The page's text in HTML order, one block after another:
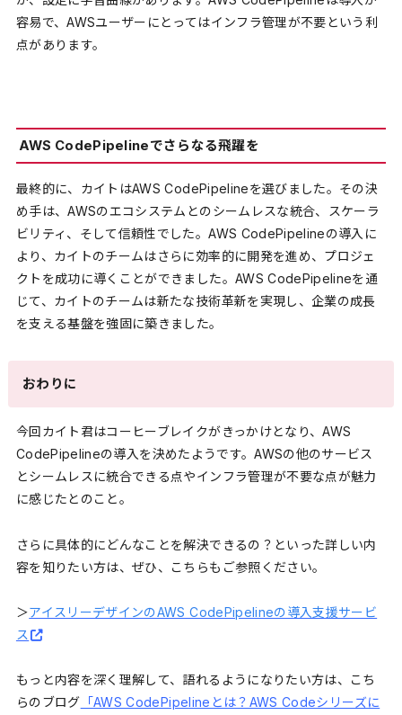
容易で、AWSユーザーにとってはインフラ管理が不要という利
点があります。
AWS CodePipelineでさらなる飛躍を
最終的に、カイトはAWS CodePipelineを選びました。その決
め手は、AWSのエコシステムとのシームレスな統合、スケーラ
ビリティ、そして信頼性でした。AWS CodePipelineの導入に
より、カイトのチームはさらに効率的に開発を進め、プロジェ
クトを成功に導くことができました。AWS CodePipelineを通
じて、カイトのチームは新たな技術革新を実現し、企業の成長
を支える基盤を強固に築きました。
おわりに
今回カイト君はコーヒーブレイクがきっかけとなり、AWS
CodePipelineの導入を決めたようです。AWSの他のサービス
とシームレスに統合できる点やインフラ管理が不要な点が魅力
に感じたとのこと。
さらに具体的にどんなことを解決できるの？といった詳しい内
容を知りたい方は、ぜひ、
こちらも ご参照ください。
＞アイスリーデザインのAWS CodePipelineの導入支援サービ
ス
もっと内容を深く理解して、語れるようになりたい方は、こち
らのブログ 「AWS CodePipelineとは？AWS Codeシリーズに